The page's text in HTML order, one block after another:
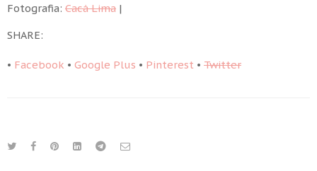
Fotografia: Cacá Lima |
SHARE:
• Facebook • Google Plus • Pinterest • Twitter